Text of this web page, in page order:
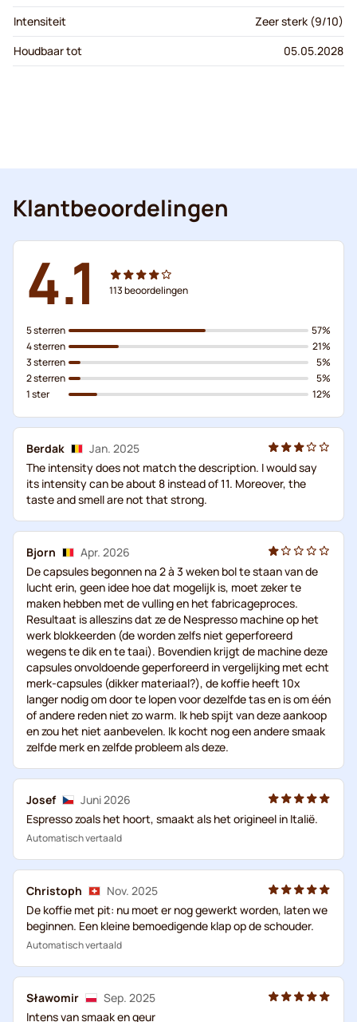
Intensiteit
Zeer sterk (9/10)
Houdbaar tot
05.05.2028
Klantbeoordelingen
4.1 113beoordelingen
5 sterren
4 sterren
3 sterren
2 sterren
1 ster
57%
21%
5%
5%
12%
Berdak
Jan. 2025
The intensity does not match the description. I would say
its intensity can be about 8 instead of 11. Moreover, the
taste and smell are not that strong.
Bjorn
Apr. 2026
De capsules begonnen na 2 à 3 weken bol te staan van de
lucht erin, geen idee hoe dat mogelijk is, moet zeker te
maken hebben met de vulling en het fabricageproces.
Resultaat is alleszins dat ze de Nespresso machine op het
werk blokkeerden (de worden zelfs niet geperforeerd
wegens te dik en te taai). Bovendien krijgt de machine deze
capsules onvoldoende geperforeerd in vergelijking met echt
merk-capsules (dikker materiaal?), de koffie heeft 10x
langer nodig om door te lopen voor dezelfde tas en is om één
of andere reden niet zo warm. Ik heb spijt van deze aankoop
en zou het niet aanbevelen. Ik kocht nog een andere smaak
zelfde merk en zelfde probleem als deze.
Josef
Juni 2026
Espresso zoals het hoort, smaakt als het origineel in Italië.
Automatisch vertaald
Christoph
Nov. 2025
De koffie met pit: nu moet er nog gewerkt worden, laten we
beginnen. Een kleine bemoedigende klap op de schouder.
Automatisch vertaald
Sławomir
Sep. 2025
Intens van smaak en geur